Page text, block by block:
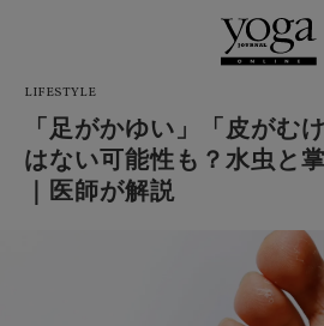
LIFESTYLE
「足がかゆい」「皮がむ
はない可能性も？水虫と
｜医師が解説